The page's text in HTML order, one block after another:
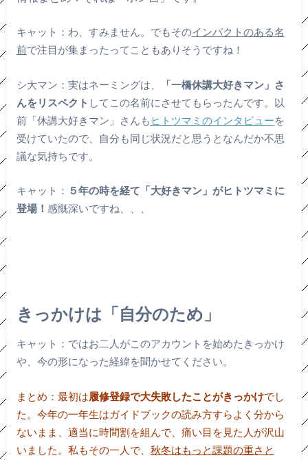
キャット：わ、すみません。でもそのインパクトのある名
前で注目が集まったってこともありそうですね！
シ大マン：実はネーミングは、
「一橋休講大好きマン」さ
んをリスペクト してこの名前にさせてもらったんです。以
前「休講大好きマン」さんも ヒトツマミのインタビューを
受けていたので、自分も同じ状況だと思うとなんだか不思
議な気持ちです。
キャット： ５年の時を経て「大好きマン」がヒトツマミに
登場！ 感慨深いですね、、、
きっかけは「自分のため」
キャット：ではお二人がこのアカウントを始めたきっかけ
や、今の形になった経緯を聞かせてください。
まとめ：最初は履修登録で大失敗したことがきっかけでし
た。今年の一年生はガイドブックの読み方すらよく分から
ないまま、適当に時間割を組んで、痛い目を見た人が沢山
いました。私もその一人で、 秋冬はもっと課題の重さと